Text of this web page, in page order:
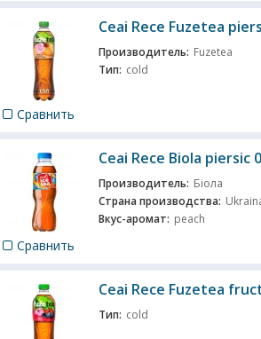
Сравнить
Ceai Rece Fuzеtea
Производитель: Fuzetea
Тип: cold
Сравнить
Ceai Rece Biola piersic
Производитель: Біола
Страна производства:
Вкус-аромат: peach
Ceai Rece Fuzеtea
Тип: cold